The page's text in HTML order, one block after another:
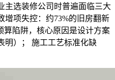
主选装修公司时普遍面临三大
增项失控：约73%的旧房翻新
算陷阱，核心原因是设计方案
明）； 施工工艺标准化缺